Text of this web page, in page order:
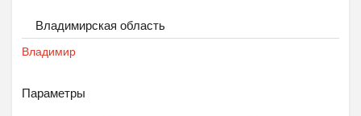
Владимирская область
Владимир
Параметры